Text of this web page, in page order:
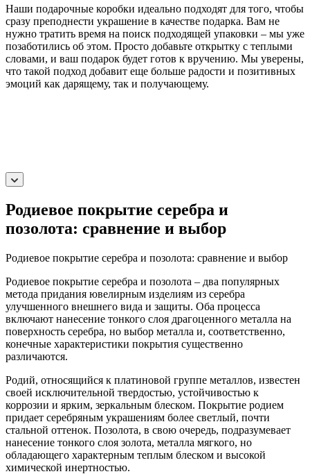
Наши подарочные коробки идеально подходят для того, чтобы
сразу преподнести украшение в качестве подарка. Вам не
нужно тратить время на поиск подходящей упаковки – мы уже
позаботились об этом. Просто добавьте открытку с теплыми
словами, и ваш подарок будет готов к вручению. Мы уверены,
что такой подход добавит еще больше радости и позитивных
эмоций как дарящему, так и получающему.
Родиевое покрытие серебра и
позолота: сравнение и выбор
Родиевое покрытие серебра и позолота: сравнение и выбор
Родиевое покрытие серебра и позолота – два популярных
метода придания ювелирным изделиям из серебра
улучшенного внешнего вида и защиты. Оба процесса
включают нанесение тонкого слоя драгоценного металла на
поверхность серебра, но выбор металла и, соответственно,
конечные характеристики покрытия существенно
различаются.
Родий, относящийся к платиновой группе металлов, известен
своей исключительной твердостью, устойчивостью к
коррозии и ярким, зеркальным блеском. Покрытие родием
придает серебряным украшениям более светлый, почти
стальной оттенок. Позолота, в свою очередь, подразумевает
нанесение тонкого слоя золота, металла мягкого, но
обладающего характерным теплым блеском и высокой
химической инертностью.